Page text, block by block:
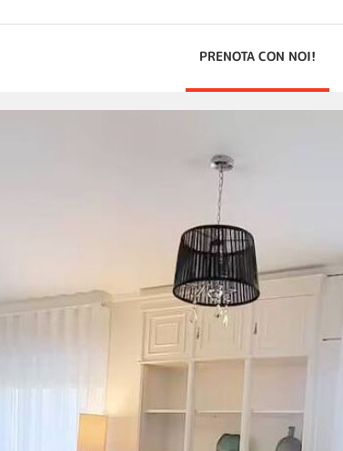
PRENOTA CON NOI!